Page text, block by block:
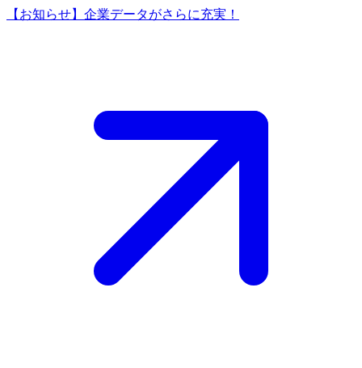
【お知らせ】企業データがさらに充実！